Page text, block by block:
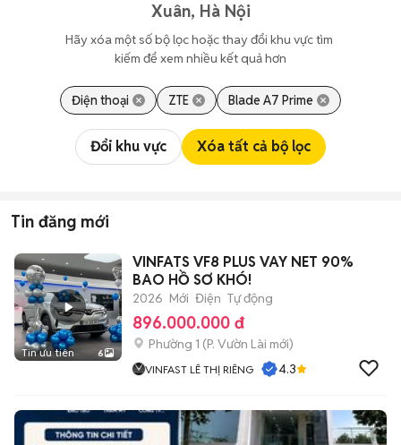
Xuân, Hà Nội
Hãy xóa một số bộ lọc hoặc thay đổi khu vực tìm
kiếm để xem nhiều kết quả hơn
Điện thoại ZTE Blade A7 Prime
Đổi khu vực Xóa tất cả bộ lọc
Tin đăng mới
Tin ưu tiên 6
VINFATS VF8 PLUS VAY NET 90%
BAO HỒ SƠ KHÓ!
2026 Mới Điện Tự động
896.000.000 đ
Phường 1 (P. Vườn Lài mới)
VINFAST LÊ THỊ RIÊNG 4.3